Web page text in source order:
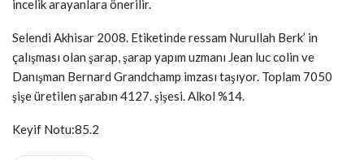
incelik arayanlara önerilir.
Selendi Akhisar 2008. Etiketinde ressam Nurullah Berk’ in
çalışması olan şarap, şarap yapım uzmanı Jean luc colin ve
Danışman Bernard Grandchamp imzası taşıyor. Toplam 7050
şişe üretilen şarabın 4127. şişesi. Alkol %14.
Keyif Notu:85.2